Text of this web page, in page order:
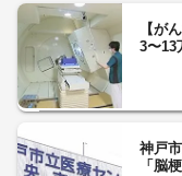
【が
3〜13
神戸
「脳